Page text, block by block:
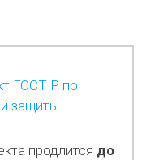
ГОСТ Р по
защиты
продлится до